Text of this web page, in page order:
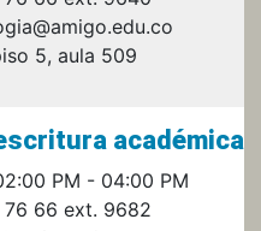
5, aula 509
académica
PM - 04:00 PM
66 ext. 9682